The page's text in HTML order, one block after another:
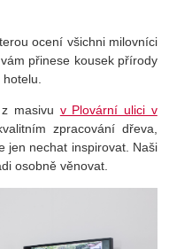
ocení všichni milovníci
přinese kousek přírody
masivu v Plovární ulici v
zpracování dřeva,
jen nechat inspirovat. Naši
osobně věnovat.